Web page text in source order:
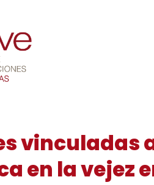
vinculadas
en la vejez